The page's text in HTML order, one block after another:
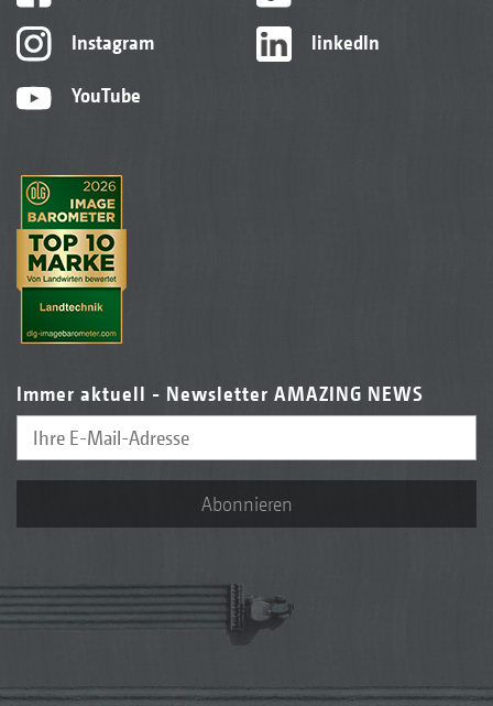
Instagram
YouTube
linkedIn
Immer aktuell - Newsletter AMAZING NEWS
Abonnieren